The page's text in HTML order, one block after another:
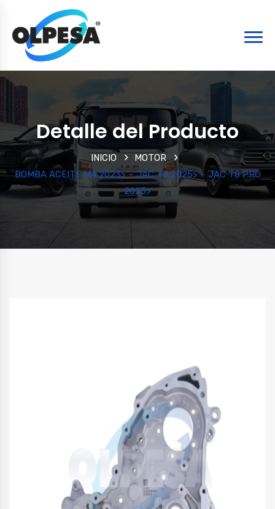
Detalle del Producto
INICIO
MOTOR
BOMBA ACEITE M4 2023> – JAC T8 2025> – JAC T8 PRO
2025>